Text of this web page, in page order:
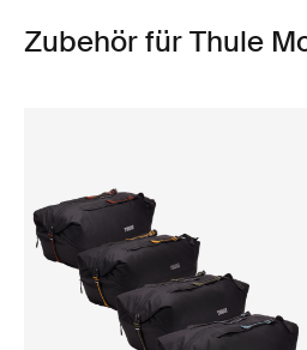
Zubehör für Thule